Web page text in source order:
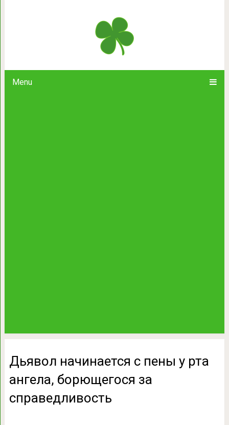
Menu
Дьявол начинается с пены у
Дьявол начинается с пены у рта
ангела, борющегося за
справедливость